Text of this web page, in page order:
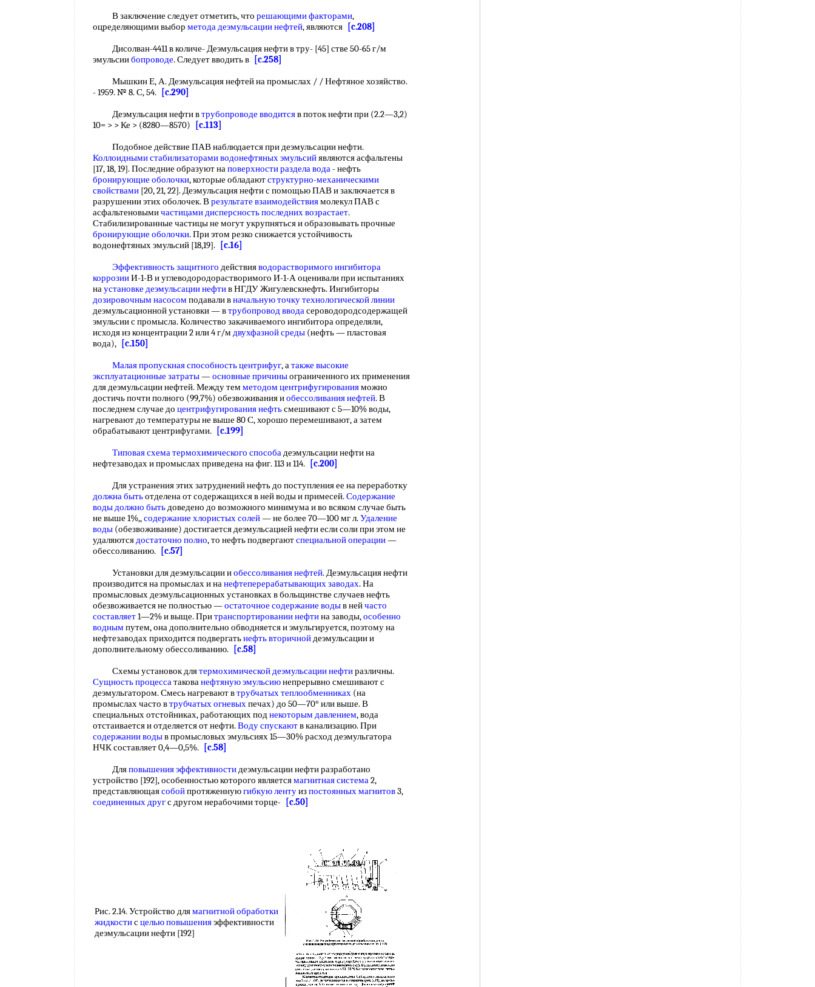
В заключение следует отметить, что решающими факторами,
оцределяющими выбор метода деэмульсации нефтей, являются
[c.208]
Дисолван-4411 в количе- Деэмульсация нефти в тру- [45] стве 50-65 г/м
эмульсиибопроводе. Следует вводить в
[c.258]
Мышкин Е, А. Деэмульсация нефтей на промыслах / / Нефтяное хозяйство.
- 1959. № 8. С, 54.
[c.290]
Деэмульсация нефти втрубопроводе вводитсяв поток нефти при (2.2—3,2)
10= > > Ке > (8280—8570)
[c.113]
Подобное действие ПАВ наблюдается при деэмульсации нефти.
Коллоидными стабилизаторамиводонефтяных эмульсийявляются асфальтены
[17, 18, 19]. Последние образуют наповерхности раздела вода- нефть
бронирующие оболочки, которые обладаютструктурно-механическими
свойствами [20, 21, 22]. Деэмульсация нефти с помощью ПАВ и заключается в
разрушении этих оболочек. Врезультате взаимодействиямолекул ПАВ с
асфальтеновымичастицами дисперсностьпоследних возрастает.
Стабилизированные частицы не могут укрупняться и образовывать прочные
бронирующие оболочки. При этом резко снижается устойчивость
водонефтяных эмульсий [18,19].
[c.16]
Эффективность защитного действияводорастворимого ингибитора
коррозииИ-1-В и углеводородорастворимого И-1-А оценивали при испытаниях
наустановке деэмульсации нефтив НГДУ Жигулевскнефть. Ингибиторы
дозировочным насосом подавали вначальную точкутехнологической линии
деэмульсационной установки — втрубопровод вводасероводородсодержащей
эмульсии с промысла. Количество закачиваемого ингибитора определяли,
исходя из концентрации 2 или 4 г/м двухфазной среды (нефть — пластовая
вода),
[c.150]
Малая пропускнаяспособность центрифуг, атакже высокие
эксплуатационные затраты—основные причиныограниченного их применения
для деэмульсации нефтей. Между тем методом центрифугированияможно
достичь почти полного (99,7%) обезвоживания иобессоливания нефтей. В
последнем случае до центрифугирования нефтьсмешивают с 5—10% воды,
нагревают до температуры не выше 80 С, хорошо перемешивают, а затем
обрабатывают центрифугами.
[c.199]
Типовая схематермохимического способадеэмульсации нефти на
нефтезаводах и промыслах приведена на фиг. 113 и 114.
[c.200]
Для устранения этих затруднений нефть до поступления ее на переработку
должна бытьотделена от содержащихся в ней воды и примесей.Содержание
водыдолжно бытьдоведено до возможного минимума и во всяком случае быть
не выше 1%,,содержание хлористых солей— не более 70—100 мг л.Удаление
воды (обезвоживание) достигается деэмульсацией нефти если соли при этом не
удаляютсядостаточно полно, то нефть подвергаютспециальной операции—
обессоливанию.
[c.57]
Установки для деэмульсации иобессоливания нефтей. Деэмульсация нефти
производится на промыслах и нанефтеперерабатывающих заводах. На
промысловых деэмульсационных установках в больщинстве случаев нефть
обезвоживается не полностью —остаточное содержание водыв нейчасто
составляет1—2% и выще. Притранспортировании нефтина заводы,особенно
водным путем, она дополнительно обводняется и эмульгируется, поэтому на
нефтезаводах приходится подвергатьнефть вторичнойдеэмульсации и
дополнительному обессоливанию.
[c.58]
Схемы установок длятермохимической деэмульсации нефтиразличны.
Сущность процессатакованефтяную эмульсиюнепрерывно смешивают с
деэмульгатором. Смесь нагревают втрубчатых теплообменниках (на
промыслах часто втрубчатых огневыхпечах) до 50—70° или выше. В
специальных отстойниках, работающих поднекоторым давлением, вода
отстаивается и отделяется от нефти.Воду спускаютв канализацию. При
содержании водыв промысловых эмульсиях 15—30% расход деэмульгатора
НЧК составляет 0,4—0,5%.
[c.58]
Дляповышения эффективностидеэмульсации нефти разработано
устройство [192], особенностью которого являетсямагнитная система2,
представляющаясобойпротяженнуюгибкую лентуизпостоянных магнитов3,
соединенных другс другом нерабочими торце- [c.50]
Рис. 2.14. Устройство длямагнитной обработки
жидкостисцелью повышенияэффективности
деэмульсации нефти [192]